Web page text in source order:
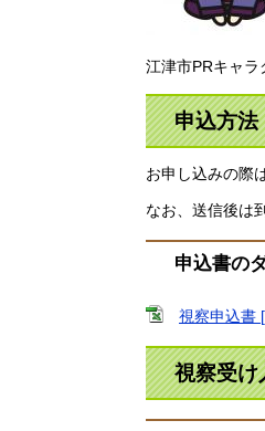
江津市PRキャラ
申込方法
お申し込みの際
なお、送信後は
申込書の
視察申込書
視察受け